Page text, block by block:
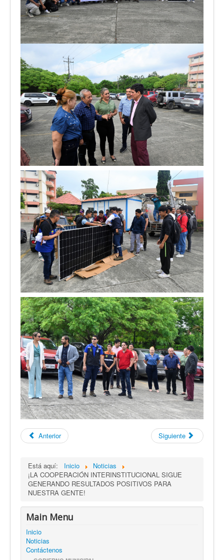
Anterior Siguiente
Está aquí: Inicio
Noticias
¡LA COOPERACIÓN INTERINSTITUCIONAL SIGUE
GENERANDO RESULTADOS POSITIVOS PARA
NUESTRA GENTE!
Main Menu
Inicio
Noticias
Contáctenos